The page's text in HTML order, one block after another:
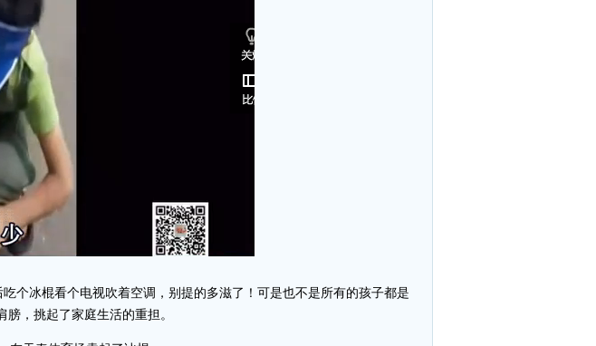
个冰棍看个电视吹着空调，别提的多滋了！可是也不是所有的孩子都是
，挑起了家庭生活的重担。